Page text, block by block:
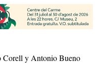
Corell y Antonio Bueno